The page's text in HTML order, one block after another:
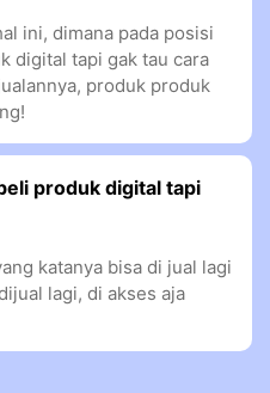
ini, dimana pada posisi
digital tapi gak tau cara
produk produk
produk digital tapi
katanya bisa di jual lagi
lagi, di akses aja